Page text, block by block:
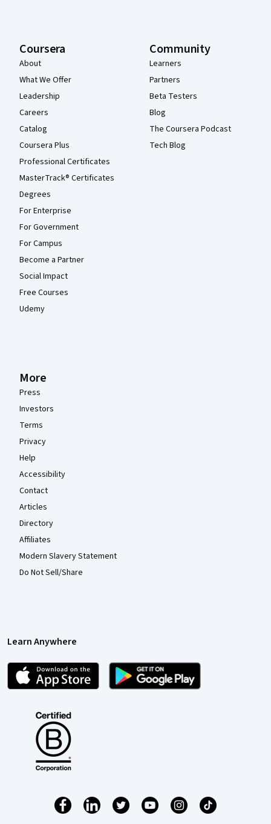
Coursera
About
What We Offer
Leadership
Careers
Catalog
Coursera Plus
Professional Certificates
MasterTrack® Certificates
Degrees
For Enterprise
For Government
For Campus
Become a Partner
Social Impact
Free Courses
Udemy
Community
Learners
Partners
Beta Testers
Blog
The Coursera Podcast
Tech Blog
More
Press
Investors
Terms
Privacy
Help
Accessibility
Contact
Articles
Directory
Affiliates
Modern Slavery Statement
Do Not Sell/Share
Learn Anywhere